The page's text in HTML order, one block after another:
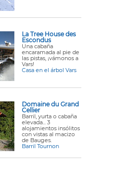
La Tree House des
Escondus
Una cabaña
encaramada al pie de
las pistas, ¡vámonos a
Vars!
Casa en el árbol Vars
Domaine du Grand
Cellier
Barril, yurta o cabaña
elevada... 3
alojamientos insólitos
con vistas al macizo
de Bauges.
Barril Tournon